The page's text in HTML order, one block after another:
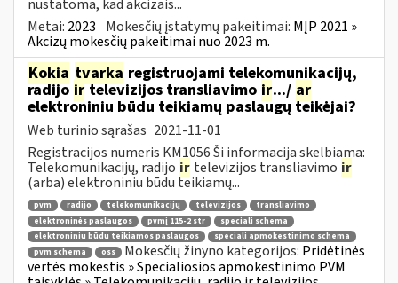
nustatoma, kad akcizais...
Metai: 2023 Mokesčių įstatymų pakeitimai: MĮP 2021 »
Akcizų mokesčių pakeitimai nuo 2023 m.
Kokia tvarka registruojami telekomunikacijų,
radijo irtelevizijos transliavimo ir.../ ar
elektroniniu būdu teikiamų paslaugų teikėjai?
Web turinio sąrašas 2021-11-01
Registracijos numeris KM1056 Ši informacija skelbiama:
Telekomunikacijų, radijo ir televizijos transliavimo ir
(arba) elektroniniu būdu teikiamų...
pvm radijo telekomunikacijų televizijos
transliavimo
elektroninės paslaugos
pvmį 115-2 str
speciali schema
elektroniniu būdu teikiamos paslaugos
speciali apmokestinimo schema
pvm schema
oss Mokesčių žinyno kategorijos: Pridėtinės
vertės mokestis » Specialiosios apmokestinimo PVM